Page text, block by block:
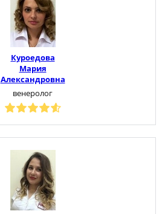
Куроедова
Мария
Александровна
венеролог